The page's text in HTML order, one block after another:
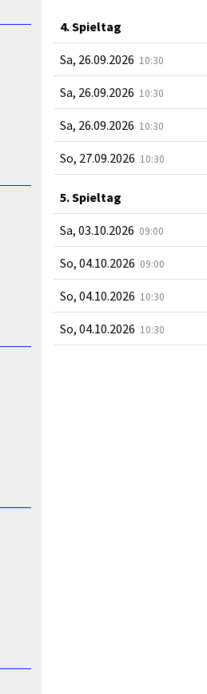
4. Spieltag
Sa, 26.09.2026 10:30
Sa, 26.09.2026 10:30
Sa, 26.09.2026 10:30
So, 27.09.2026 10:30
5. Spieltag
Sa, 03.10.2026 09:00
So, 04.10.2026 09:00
So, 04.10.2026 10:30
So, 04.10.2026 10:30